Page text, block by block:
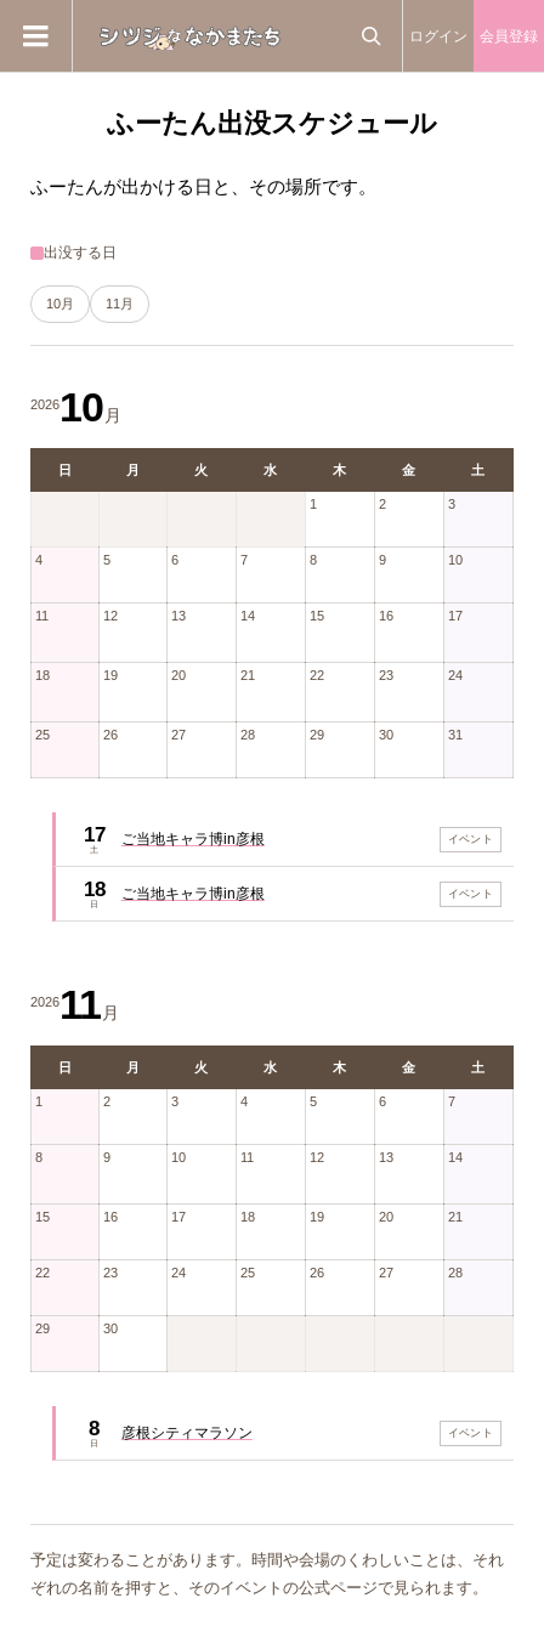
ログイン 会員登録
ふーたん出没スケジュール
ふーたんが出かける日と、その場所です。
出没する日
10月 11月
202610月
日 月 火 水 木 金 土
1 2 3
4 5 6 7 8 9 10
11 12 13 14 15 16 17
18 19 20 21 22 23 24
25 26 27 28 29 30 31
17
土
ご当地キャラ博in彦根 イベント
18
日
ご当地キャラ博in彦根 イベント
202611月
日 月 火 水 木 金 土
1 2 3 4 5 6 7
8 9 10 11 12 13 14
15 16 17 18 19 20 21
22 23 24 25 26 27 28
29 30
8
日
彦根シティマラソン イベント
予定は変わることがあります。時間や会場のくわしいことは、それ
ぞれの名前を押すと、そのイベントの公式ページで見られます。